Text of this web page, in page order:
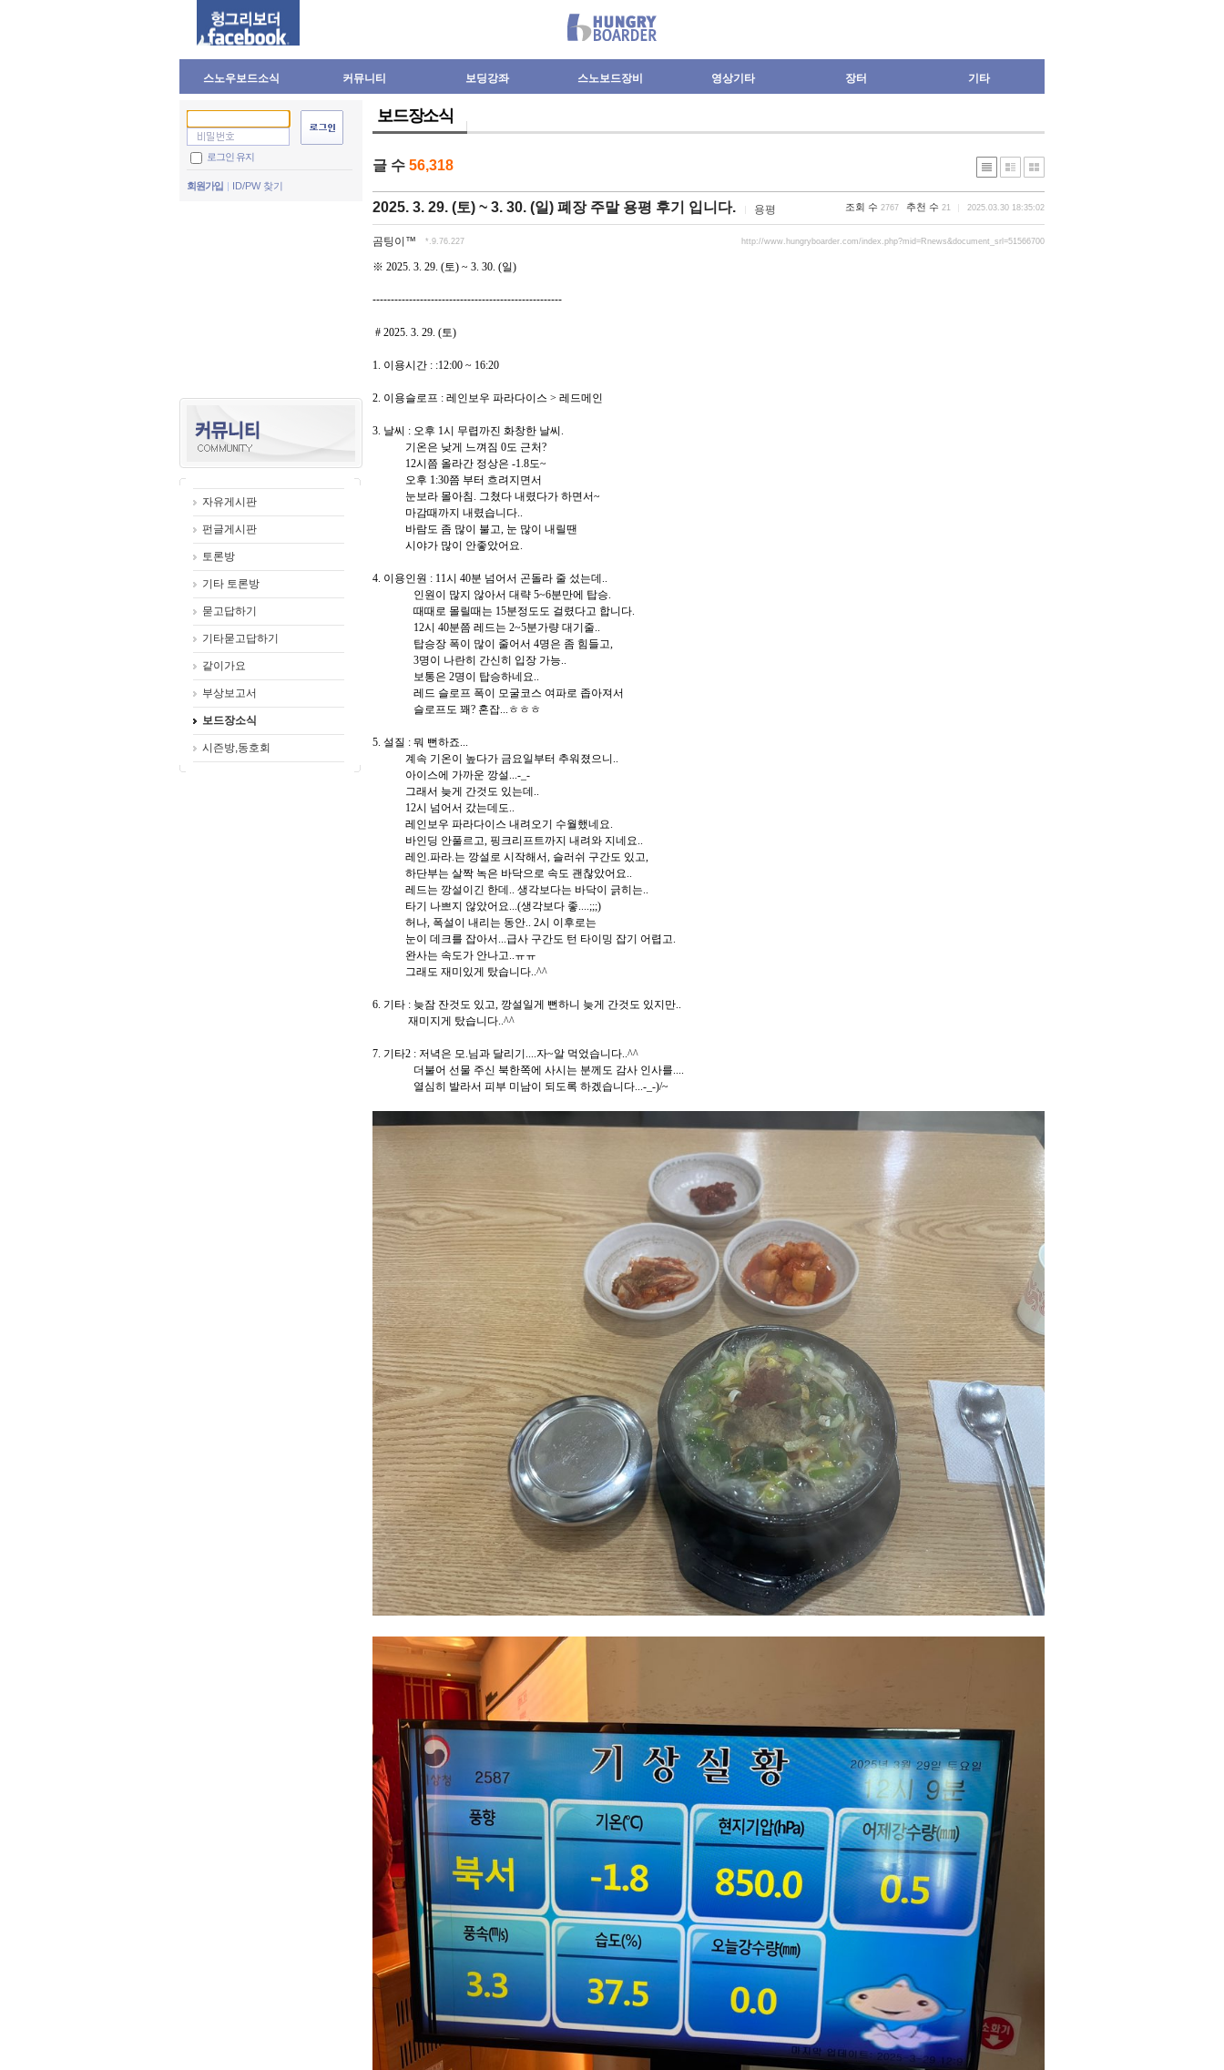
스노우보드소식 커뮤니티 보딩강좌 스노보드장비 영상기타 장터 기타
로그인 유지
회원가입 ID/PW 찾기
자유게시판
펀글게시판
토론방
기타 토론방
묻고답하기
기타묻고답하기
같이가요
부상보고서
보드장소식
시즌방,동호회
보드장소식
글 수 56,318
2025. 3. 29. (토) ~ 3. 30. (일) 폐장 주말 용평 후기 입니다. 용평 조회 수 2767 추천 수 21 2025.03.30 18:35:02
곰팅이™ *.9.76.227 http://www.hungryboarder.com/index.php?mid=Rnews&document_srl=51566700
※ 2025. 3. 29. (토) ~ 3. 30. (일)
----------------------------------------------------
# 2025. 3. 29. (토)
1. 이용시간 : :12:00 ~ 16:20
2. 이용슬로프 : 레인보우 파라다이스 > 레드메인
3. 날씨 : 오후 1시 무렵까진 화창한 날씨.
기온은 낮게 느껴짐 0도 근처?
12시쯤 올라간 정상은 -1.8도~
오후 1:30쯤 부터 흐려지면서
눈보라 몰아침. 그쳤다 내렸다가 하면서~
마감때까지 내렸습니다..
바람도 좀 많이 불고, 눈 많이 내릴땐
시야가 많이 안좋았어요.
4. 이용인원 : 11시 40분 넘어서 곤돌라 줄 섰는데..
인원이 많지 않아서 대략 5~6분만에 탑승.
때때로 몰릴때는 15분정도도 걸렸다고 합니다.
12시 40분쯤 레드는 2~5분가량 대기줄..
탑승장 폭이 많이 줄어서 4명은 좀 힘들고,
3명이 나란히 간신히 입장 가능..
보통은 2명이 탑승하네요..
레드 슬로프 폭이 모굴코스 여파로 좁아져서
슬로프도 꽤? 혼잡...ㅎㅎㅎ
5. 설질 : 뭐 뻔하죠...
계속 기온이 높다가 금요일부터 추워졌으니..
아이스에 가까운 깡설...-_-
그래서 늦게 간것도 있는데..
12시 넘어서 갔는데도..
레인보우 파라다이스 내려오기 수월했네요.
바인딩 안풀르고, 핑크리프트까지 내려와 지네요..
레인.파라.는 깡설로 시작해서, 슬러쉬 구간도 있고,
하단부는 살짝 녹은 바닥으로 속도 괜찮았어요..
레드는 깡설이긴 한데.. 생각보다는 바닥이 긁히는..
타기 나쁘지 않았어요...(생각보다 좋....;;;)
허나, 폭설이 내리는 동안.. 2시 이후로는
눈이 데크를 잡아서...급사 구간도 턴 타이밍 잡기 어렵고.
완사는 속도가 안나고..ㅠㅠ
그래도 재미있게 탔습니다..^^
6. 기타 : 늦잠 잔것도 있고, 깡설일게 뻔하니 늦게 간것도 있지만..
재미지게 탔습니다..^^
7. 기타2 : 저녁은 모.님과 달리기....자~알 먹었습니다..^^
더불어 선물 주신 북한쪽에 사시는 분께도 감사 인사를....
열심히 발라서 피부 미남이 되도록 하겠습니다...-_-)/~